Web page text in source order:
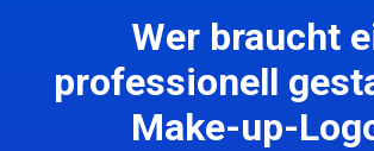
Wer braucht
professionell
Make-up-